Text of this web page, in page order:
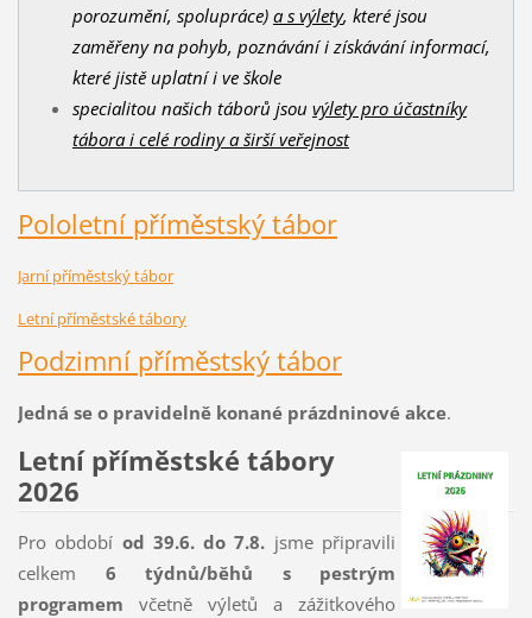
porozumění, spolupráce) a s výlety, které jsou
zaměřeny na pohyb, poznávání i získávání informací,
které jistě uplatní i ve škole
specialitou našich táborů jsou výlety pro účastníky
tábora i celé rodiny a širší veřejnost
Pololetní příměstský tábor
Jarní příměstský tábor
Letní příměstské tábory
Podzimní příměstský tábor
Jedná se o pravidelně konané prázdninové akce.
Letní příměstské tábory
2026
Pro období od 39.6. do 7.8. jsme připravili
celkem 6 týdnů/běhů s pestrým
programem včetně výletů a zážitkového